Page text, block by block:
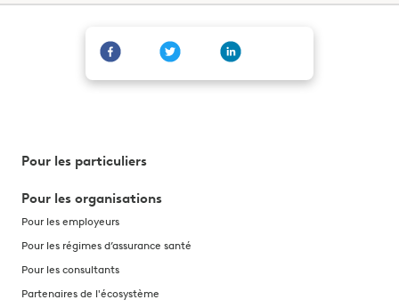
Pour les particuliers
Pour les organisations
Pour les employeurs
Pour les régimes d’assurance santé
Pour les consultants
Partenaires de l'écosystème